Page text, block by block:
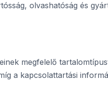
olvashatóság és
megfelelő
a kapcsolattartási